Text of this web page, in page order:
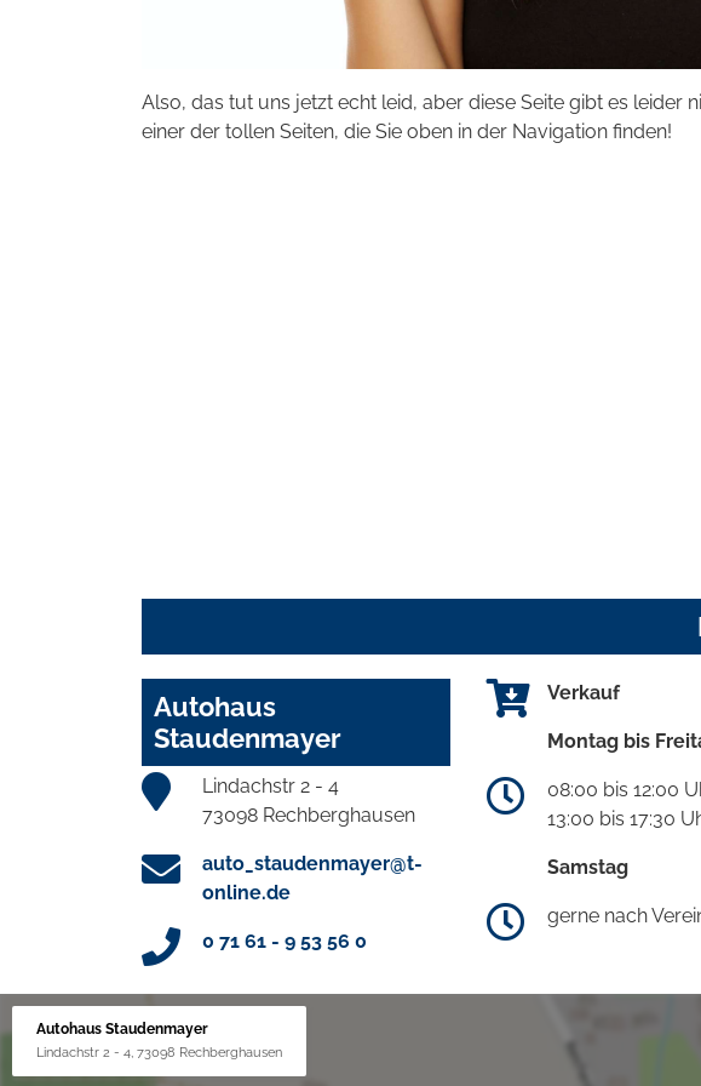
Also, das tut uns jetzt echt leid, aber diese Seite gibt es leider
einer der tollen Seiten, die Sie oben in der Navigation finden!
Autohaus
Staudenmayer
Lindachstr 2 - 4
73098 Rechberghausen
auto_staudenmayer@t-
online.de
0 71 61 - 9 53 56 0
Verkauf
Montag bis
08:00 bis 12:00
13:00 bis 17:30
Samstag
gerne nach
Autohaus Staudenmayer
Lindachstr 2 - 4, 73098 Rechberghausen